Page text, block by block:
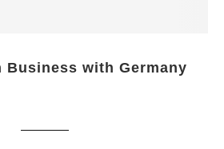
Business with Germany